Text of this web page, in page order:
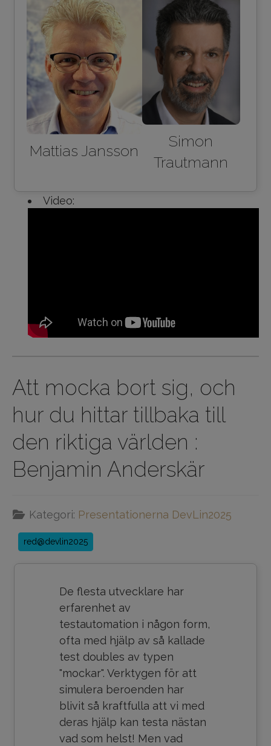
Mattias Jansson
Simon
Trautmann
Video:
Att mocka bort sig, och
hur du hittar tillbaka till
den riktiga världen :
Benjamin Anderskär
Kategori: Presentationerna DevLin2025
red@devlin2025
De flesta utvecklare har
erfarenhet av
testautomation i någon form,
ofta med hjälp av så kallade
test doubles av typen
"mockar". Verktygen för att
simulera beroenden har
blivit så kraftfulla att vi med
deras hjälp kan testa nästan
vad som helst! Men vad